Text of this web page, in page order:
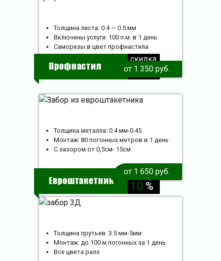
Профнастил
скидка
10%
Толщина листа: 0.4 — 0.5 мм
Включены услуги: 100 п.м. в 1 день
Саморезы в цвет профнастила
от 1 350 руб.
Евроштакетник
скидка
10 %
Толщина металла: 0.4 мм-0.45
Монтаж: 80 погонных метров в 1 день
С зазором от 0,5см- 15см
от 1 650 руб.
Толщина прутьев: 3.5 мм-5мм
Монтаж: до 100 м погонных за 1 день
Все цвета ралл